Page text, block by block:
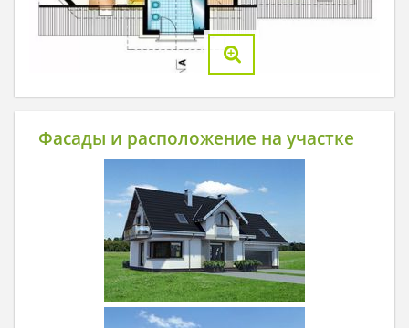
Фасады и расположение на участке